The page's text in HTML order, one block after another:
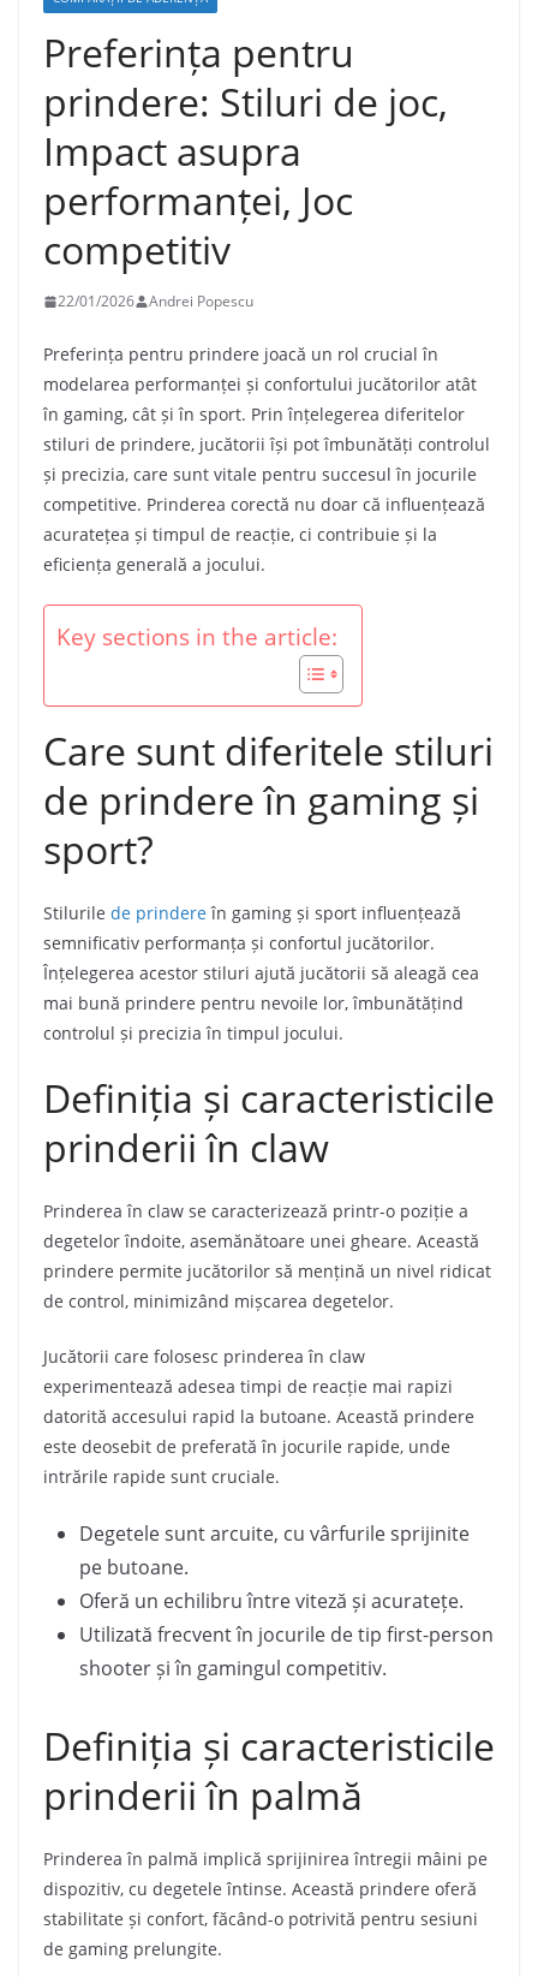
Preferința pentru
prindere: Stiluri de joc,
Impact asupra
performanței, Joc
competitiv
22/01/2026 Andrei Popescu
Preferința pentru prindere joacă un rol crucial în
modelarea performanței și confortului jucătorilor atât
în gaming, cât și în sport. Prin înțelegerea diferitelor
stiluri de prindere, jucătorii își pot îmbunătăți controlul
și precizia, care sunt vitale pentru succesul în jocurile
competitive. Prinderea corectă nu doar că influențează
acuratețea și timpul de reacție, ci contribuie și la
eficiența generală a jocului.
Key sections in the article:
Care sunt diferitele stiluri
de prindere în gaming și
sport?
Stilurile de prindereîn gaming și sport influențează
semnificativ performanța și confortul jucătorilor.
Înțelegerea acestor stiluri ajută jucătorii să aleagă cea
mai bună prindere pentru nevoile lor, îmbunătățind
controlul și precizia în timpul jocului.
Definiția și caracteristicile
prinderii în claw
Prinderea în claw se caracterizează printr-o poziție a
degetelor îndoite, asemănătoare unei gheare. Această
prindere permite jucătorilor să mențină un nivel ridicat
de control, minimizând mișcarea degetelor.
Jucătorii care folosesc prinderea în claw
experimentează adesea timpi de reacție mai rapizi
datorită accesului rapid la butoane. Această prindere
este deosebit de preferată în jocurile rapide, unde
intrările rapide sunt cruciale.
Degetele sunt arcuite, cu vârfurile sprijinite
pe butoane.
Oferă un echilibru între viteză și acuratețe.
Utilizată frecvent în jocurile de tip first-person
shooter și în gamingul competitiv.
Definiția și caracteristicile
prinderii în palmă
Prinderea în palmă implică sprijinirea întregii mâini pe
dispozitiv, cu degetele întinse. Această prindere oferă
stabilitate și confort, făcând-o potrivită pentru sesiuni
de gaming prelungite.